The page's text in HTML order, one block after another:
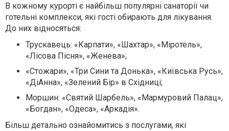
В кожному курорті є найбільш популярні санаторії чи
готельні комплекси, які гості обирають для лікування.
До них відносяться:
Трускавець: «Карпати», «Шахтар», «Міротель»,
«Лісова Пісня», «Женева»;
«Стожари», «Три Сини та Донька», «Київська Русь»,
«ДіАнна», «Зелений Бір» в Східниці;
Моршин: «Святий Шарбель», «Мармуровий Палац»,
«Богдан», «Одеса», «Аркадія».
Більш детально ознайомитись з послугами, які